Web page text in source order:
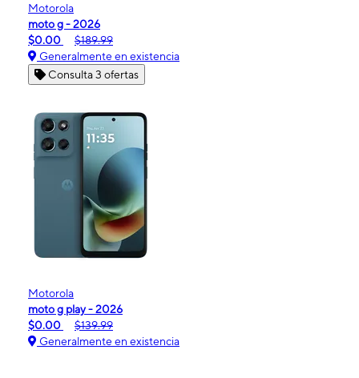
Motorola
moto g - 2026
$0.00
$189.99
Generalmente en existencia
Consulta 3 ofertas
Motorola
moto g play - 2026
$0.00
$139.99
Generalmente en existencia